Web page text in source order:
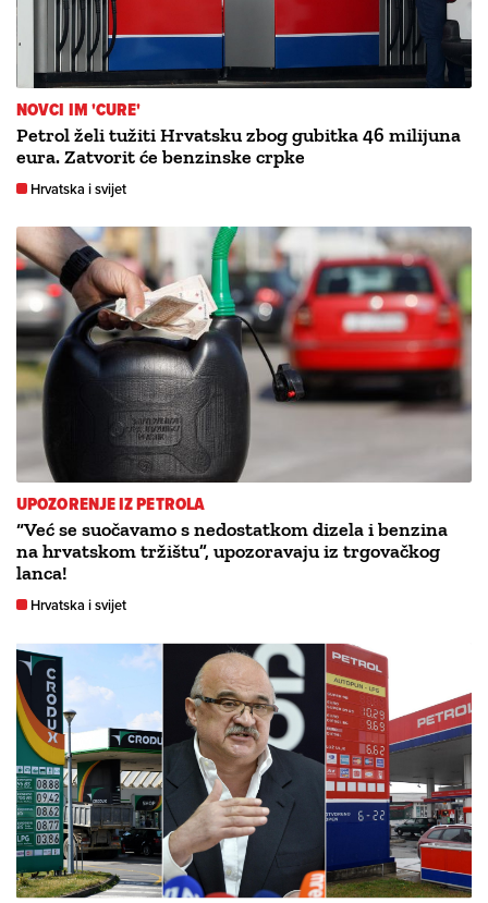
NOVCI IM 'CURE'
Petrol želi tužiti Hrvatsku zbog gubitka 46 milijuna
eura. Zatvorit će benzinske crpke
Hrvatska i svijet
UPOZORENJE IZ PETROLA
“Već se suočavamo s nedostatkom dizela i benzina
na hrvatskom tržištu”, upozoravaju iz trgovačkog
lanca!
Hrvatska i svijet